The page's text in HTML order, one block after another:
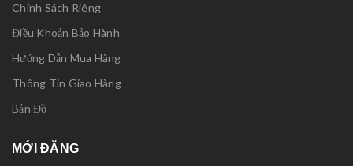
Chính Sách Riêng
Điều Khoản Bảo Hành
Hướng Dẫn Mua Hàng
Thông Tin Giao Hàng
Bản Đồ
MỚI ĐĂNG